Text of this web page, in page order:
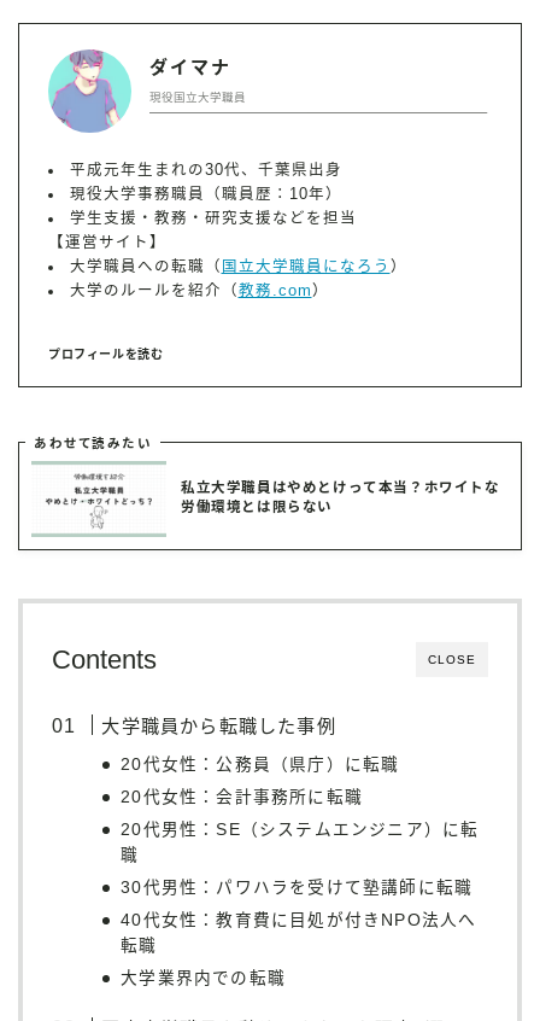
ダイマナ
現役国立大学職員
平成元年生まれの30代、千葉県出身
現役大学事務職員（職員歴：10年）
学生支援・教務・研究支援などを担当
【運営サイト】
大学職員への転職（ 国立大学職員になろう ）
大学のルールを紹介（教務.com ）
プロフィールを読む
あわせて読みたい
私立大学職員はやめとけって本当？ホワイトな
労働環境とは限らない
CLOSE
Contents
大学職員から転職した事例
20代女性：公務員（県庁）に転職
20代女性：会計事務所に転職
20代男性：SE（システムエンジニア）に転
職
30代男性：パワハラを受けて塾講師に転職
40代女性：教育費に目処が付きNPO法人へ
転職
大学業界内での転職